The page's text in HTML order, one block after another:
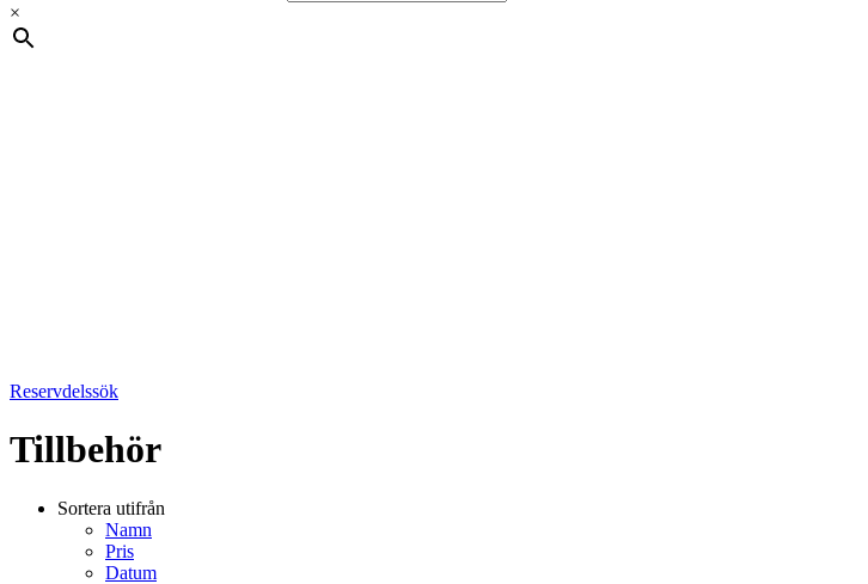
×
Reservdelssök
Tillbehör
Sortera utifrån
Namn
Pris
Datum